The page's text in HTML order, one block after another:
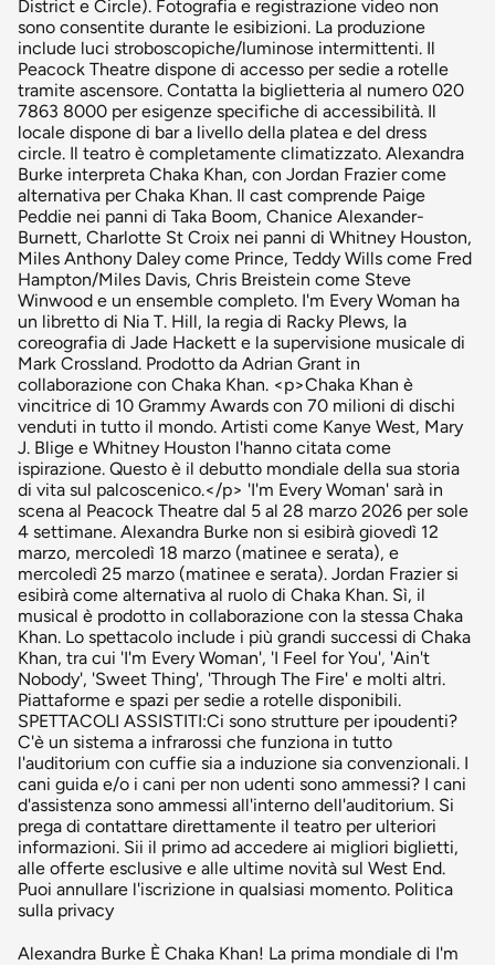
District e Circle). Fotografia e registrazione video non
sono consentite durante le esibizioni. La produzione
include luci stroboscopiche/luminose intermittenti. Il
Peacock Theatre dispone di accesso per sedie a rotelle
tramite ascensore. Contatta la biglietteria al numero 020
7863 8000 per esigenze specifiche di accessibilità. Il
locale dispone di bar a livello della platea e del dress
circle. Il teatro è completamente climatizzato. Alexandra
Burke interpreta Chaka Khan, con Jordan Frazier come
alternativa per Chaka Khan. Il cast comprende Paige
Peddie nei panni di Taka Boom, Chanice Alexander-
Burnett, Charlotte St Croix nei panni di Whitney Houston,
Miles Anthony Daley come Prince, Teddy Wills come Fred
Hampton/Miles Davis, Chris Breistein come Steve
Winwood e un ensemble completo. I'm Every Woman ha
un libretto di Nia T. Hill, la regia di Racky Plews, la
coreografia di Jade Hackett e la supervisione musicale di
Mark Crossland. Prodotto da Adrian Grant in
collaborazione con Chaka Khan. <p>Chaka Khan è
vincitrice di 10 Grammy Awards con 70 milioni di dischi
venduti in tutto il mondo. Artisti come Kanye West, Mary
J. Blige e Whitney Houston l'hanno citata come
ispirazione. Questo è il debutto mondiale della sua storia
di vita sul palcoscenico.</p> 'I'm Every Woman' sarà in
scena al Peacock Theatre dal 5 al 28 marzo 2026 per sole
4 settimane. Alexandra Burke non si esibirà giovedì 12
marzo, mercoledì 18 marzo (matinee e serata), e
mercoledì 25 marzo (matinee e serata). Jordan Frazier si
esibirà come alternativa al ruolo di Chaka Khan. Sì, il
musical è prodotto in collaborazione con la stessa Chaka
Khan. Lo spettacolo include i più grandi successi di Chaka
Khan, tra cui 'I'm Every Woman', 'I Feel for You', 'Ain't
Nobody', 'Sweet Thing', 'Through The Fire' e molti altri.
Piattaforme e spazi per sedie a rotelle disponibili.
SPETTACOLI ASSISTITI:Ci sono strutture per ipoudenti?
C'è un sistema a infrarossi che funziona in tutto
l'auditorium con cuffie sia a induzione sia convenzionali. I
cani guida e/o i cani per non udenti sono ammessi? I cani
d'assistenza sono ammessi all'interno dell'auditorium. Si
prega di contattare direttamente il teatro per ulteriori
informazioni. Sii il primo ad accedere ai migliori biglietti,
alle offerte esclusive e alle ultime novità sul West End.
Puoi annullare l'iscrizione in qualsiasi momento. Politica
sulla privacy
Alexandra Burke È Chaka Khan! La prima mondiale di I'm